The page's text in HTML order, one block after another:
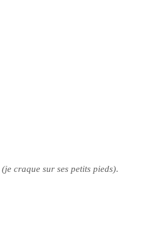
(je craque sur ses petits pieds).